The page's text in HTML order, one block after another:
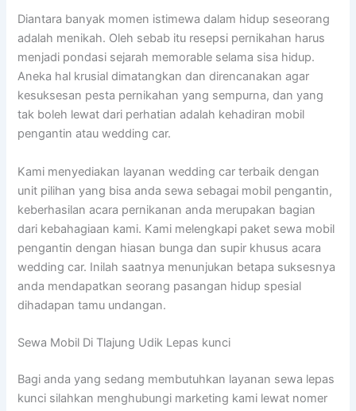
Diantara banyak momen istimewa dalam hidup seseorang
adalah menikah. Oleh sebab itu resepsi pernikahan harus
menjadi pondasi sejarah memorable selama sisa hidup.
Aneka hal krusial dimatangkan dan direncanakan agar
kesuksesan pesta pernikahan yang sempurna, dan yang
tak boleh lewat dari perhatian adalah kehadiran mobil
pengantin atau wedding car.
Kami menyediakan layanan wedding car terbaik dengan
unit pilihan yang bisa anda sewa sebagai mobil pengantin,
keberhasilan acara pernikanan anda merupakan bagian
dari kebahagiaan kami. Kami melengkapi paket sewa mobil
pengantin dengan hiasan bunga dan supir khusus acara
wedding car. Inilah saatnya menunjukan betapa suksesnya
anda mendapatkan seorang pasangan hidup spesial
dihadapan tamu undangan.
Sewa Mobil Di Tlajung Udik Lepas kunci
Bagi anda yang sedang membutuhkan layanan sewa lepas
kunci silahkan menghubungi marketing kami lewat nomer